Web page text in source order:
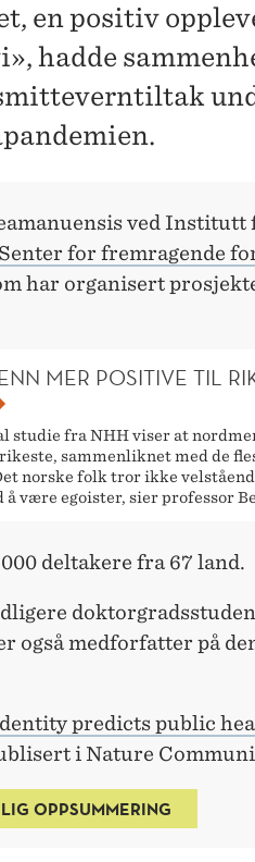
en positiv
hadde
ved Institutt
Senter for fremragende
har organisert
MER POSITIVE TIL
studie fra NHH viser at
sammenliknet med de
norske folk tror ikke
å være egoister, sier professor
deltakere fra 67 land.
også medforfatter på
predicts public
i Nature
OPPSUMMERING